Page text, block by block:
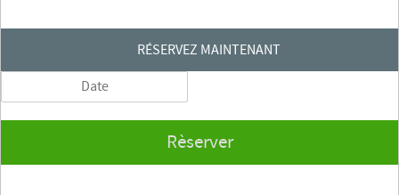
RÉSERVEZ MAINTENANT
Rèserver